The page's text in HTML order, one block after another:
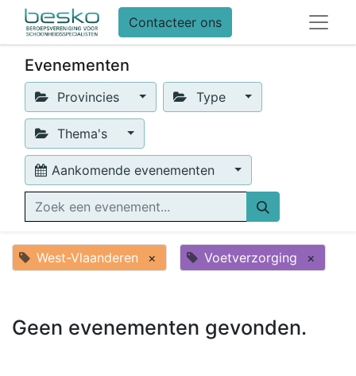
Contacteer ons
Evenementen
Provincies Type
Thema's
Aankomende evenementen
West-Vlaanderen × Voetverzorging ×
Geen evenementen gevonden.